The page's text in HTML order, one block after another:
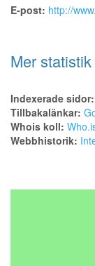
E-post: http://
Mer
Indexerade sidor:
Tillbakalänkar:
Whois koll:
Webbhistorik: